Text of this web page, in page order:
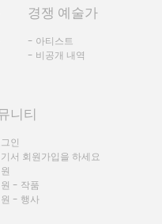
경쟁 예술가
- 아티스트
- 비공개 내역
니티
인
서 회원가입을 하세요
- 작품
- 행사